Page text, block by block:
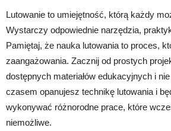
Lutowanie to umiejętność, którą każdy
Wystarczy odpowiednie narzędzia,
Pamiętaj, że nauka lutowania to proces,
zaangażowania. Zacznij od prostych
dostępnych materiałów edukacyjnych i
czasem opanujesz technikę lutowania i
wykonywać różnorodne prace, które
niemożliwe.